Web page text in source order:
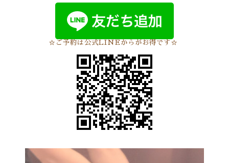
☆ご予約は公式LINEからがお得です☆